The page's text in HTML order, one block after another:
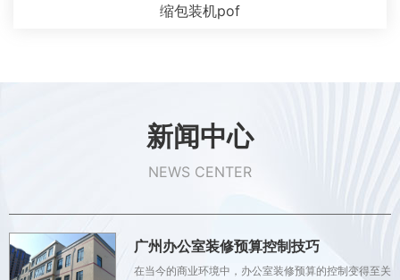
缩包装机pof
新闻中心
NEWS CENTER
广州办公室装修预算控制技巧
在当今的商业环境中，办公室装修预算的控制变得至关